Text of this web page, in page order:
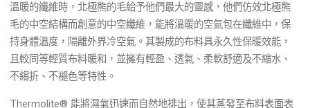
溫暖的纖維時，北極熊的毛給予他們最大的靈感，他們仿效北極熊
毛的中空結構而創意的中空纖維，能將溫暖的空氣包在纖維中，保
持身體溫度，隔離外界冷空氣。其製成的布料具永久性保暖效能，
且較同等輕質布料暖和，並擁有輕盈、透氣、柔軟舒適及不縮水、
不縐折、不褪色等特性。
Thermolite® 能將濕氣迅速而自然地排出，使其蒸發至布料表面表